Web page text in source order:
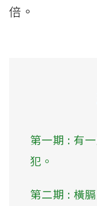
倍。
第一期 : 有
犯。
第二期 : 橫